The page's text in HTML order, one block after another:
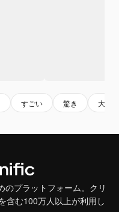
すごい 驚き 大人
のプラットフォーム。クリ
含む100万人以上が利用し